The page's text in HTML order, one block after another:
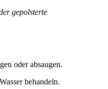
gepolsterte
oder absaugen.
behandeln.